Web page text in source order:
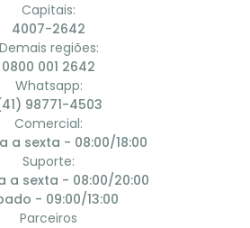
Capitais:
4007-2642
Demais regiões:
0800 001 2642
Whatsapp:
98771-4503
Comercial:
a sexta - 08:00/18:00
Suporte:
a sexta - 08:00/20:00
- 09:00/13:00
Parceiros